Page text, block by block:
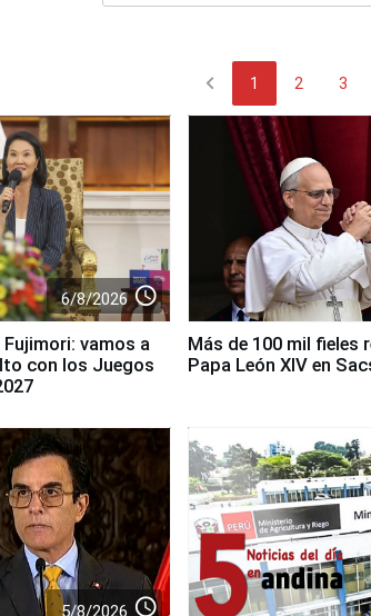
chevron_left 1 2 3
6/8/2026 access_time
vamos a
con los Juegos
Más de 100 mil fieles
Papa León XIV en
5/8/2026 access_time